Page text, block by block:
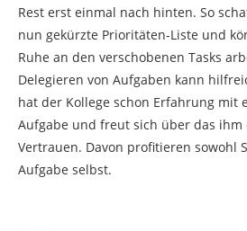
Rest erst einmal nach hinten. So
nun gekürzte Prioritäten-Liste und
Ruhe an den verschobenen Tasks
Delegieren von Aufgaben kann
hat der Kollege schon Erfahrung mit
Aufgabe und freut sich über das ihm
Vertrauen. Davon profitieren sowohl
Aufgabe selbst.